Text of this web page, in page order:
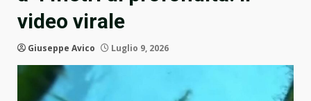
video virale
Giuseppe Avico Luglio 9, 2026